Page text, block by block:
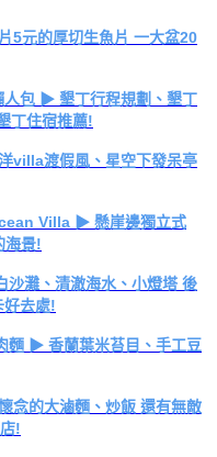
5元的厚切生魚片 一大盆20
包 ▶ 墾丁行程規劃、墾丁
丁住宿推薦!
villa渡假風、星空下發呆亭
Villa ▶ 懸崖邊獨立式
海景!
灘、清澈海水、小燈塔 後
好去處!
麵 ▶ 香蘭葉米苔目、手工豆
念的大滷麵、炒飯 還有無敵
!